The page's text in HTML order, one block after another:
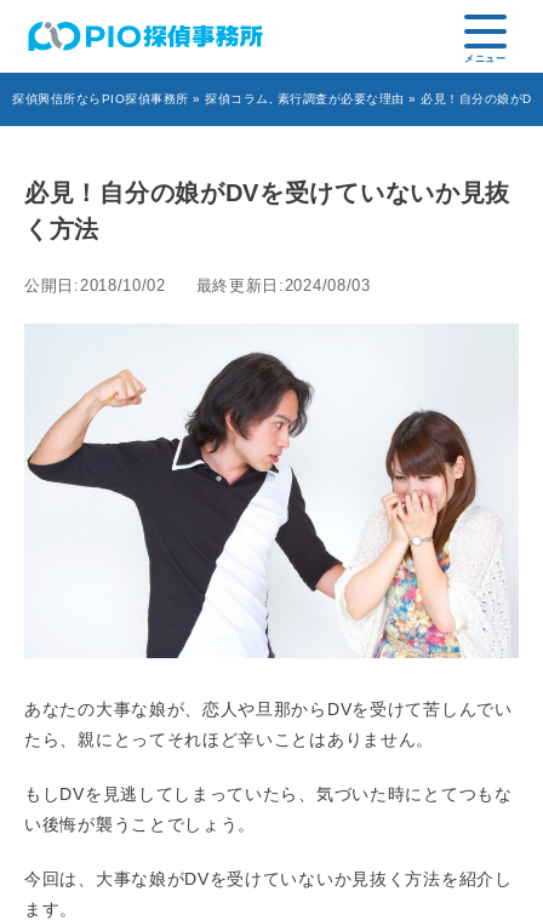
探偵興信所ならPIO探偵事務所 » 探偵コラム 素行調査が必要な理由 » 必見！自分の娘が
必見！自分の娘がDVを受けていないか見抜
く方法
公開日:2018/10/02 最終更新日:2024/08/03
あなたの大事な娘が、恋人や旦那からDVを受けて苦しんでい
たら、親にとってそれほど辛いことはありません。
もしDVを見逃してしまっていたら、気づいた時にとてつもな
い後悔が襲うことでしょう。
今回は、大事な娘がDVを受けていないか見抜く方法を紹介し
ます。